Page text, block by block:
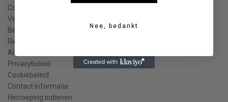
Contact
Veelgestelde vragen
Bestellen & leveren
Retourneren
Algemene voorwaarden
Privacybeleid
Cookiebeleid
Contact informatie
Herroeping indienen
Nee, bedankt